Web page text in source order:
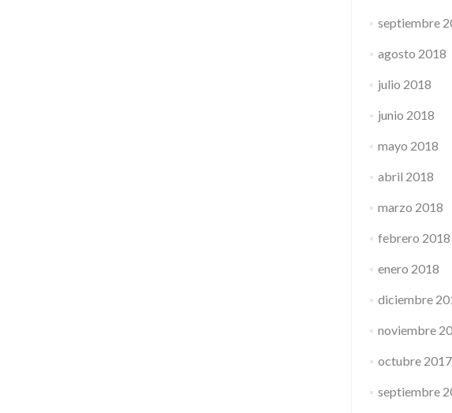
septiembre
agosto 2018
julio 2018
junio 2018
mayo 2018
abril 2018
marzo 2018
febrero 2018
enero 2018
diciembre
noviembre
octubre 2017
septiembre